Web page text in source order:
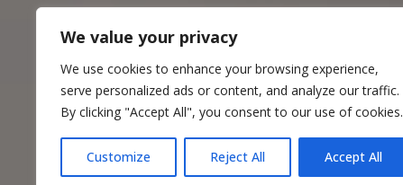
We value your privacy
We use cookies to enhance your browsing experience,
serve personalized ads or content, and analyze our traffic.
By clicking "Accept All", you consent to our use of cookies.
Customize Reject All Accept All